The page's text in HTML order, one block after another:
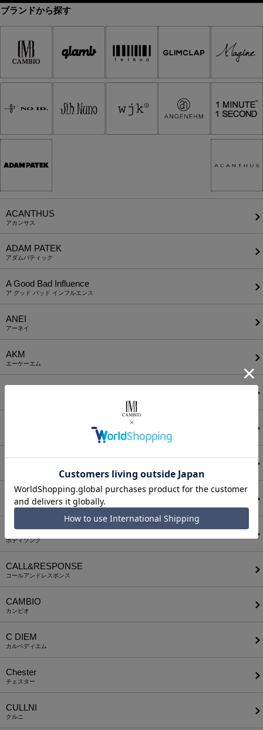
ブランドから探す
ACANTHUS
アカンサス
ADAM PATEK
アダムパティック
A Good Bad Influence
ア グッド バッド インフルエンス
ANEI
アーネイ
AKM
エーケーエム
ATTACHMENT
AUI NITE
アウィナイト
BODYSONG.
ボディソング
CALL&RESPONSE
コールアンドレスポンス
CAMBIO
カンビオ
C DIEM
カルペディエム
Chester
チェスター
CULLNI
クルニ